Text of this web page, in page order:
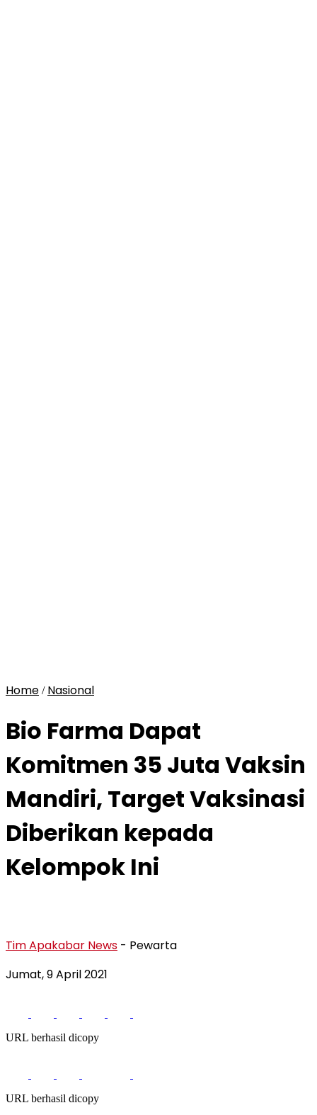
Home / Nasional
Bio Farma Dapat
Komitmen 35 Juta Vaksin
Mandiri, Target Vaksinasi
Diberikan kepada
Kelompok Ini
Tim Apakabar News - Pewarta
Jumat, 9 April 2021
URL berhasil dicopy
URL berhasil dicopy